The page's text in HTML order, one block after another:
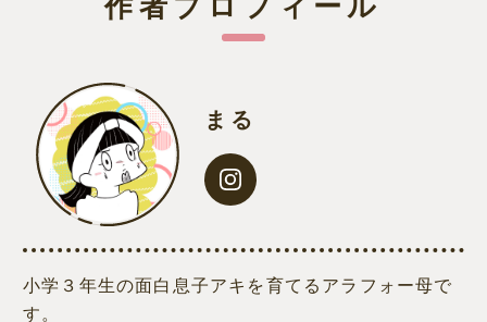
まる
小学３年生の面白息子アキを育てるアラフォー母で
す。